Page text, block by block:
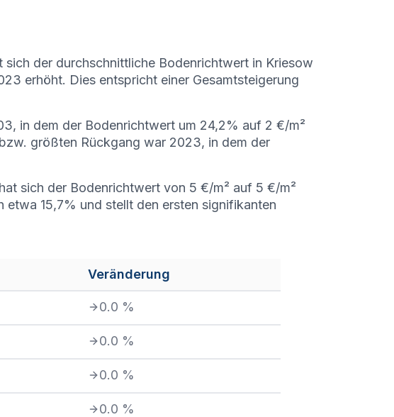
der durchschnittliche Bodenrichtwert in Kriesow
erhöht. Dies entspricht einer Gesamtsteigerung
in dem der Bodenrichtwert um 24,2% auf 2 €/m²
größten Rückgang war 2023, in dem der
sich der Bodenrichtwert von 5 €/m² auf 5 €/m²
15,7% und stellt den ersten signifikanten
Veränderung
0.0 %
0.0 %
0.0 %
0.0 %